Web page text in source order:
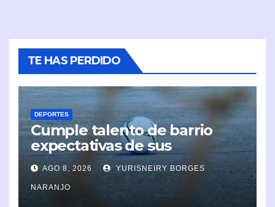
TE HAS PERDIDO
DEPORTES
Cumple talento de barrio
expectativas de sus
organizadores
AGO 8, 2026 YURISNEIRY BORGES
NARANJO